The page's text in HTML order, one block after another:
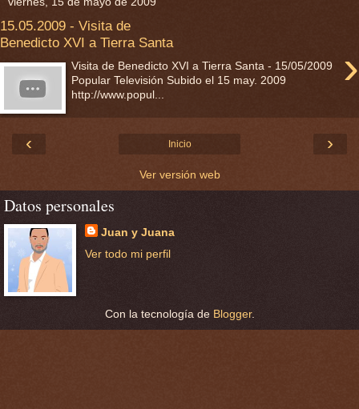
15.05.2009 - Visita de
Benedicto XVI a Tierra Santa
›
Visita de Benedicto XVI a Tierra Santa - 15/05/2009
Popular Televisión Subido el 15 may. 2009
http://www.popul...
‹ ›
Inicio
Ver versión web
Datos personales
Juan y Juana
Ver todo mi perfil
Con la tecnología de Blogger.